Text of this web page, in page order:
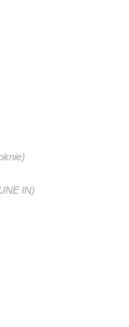
IN)